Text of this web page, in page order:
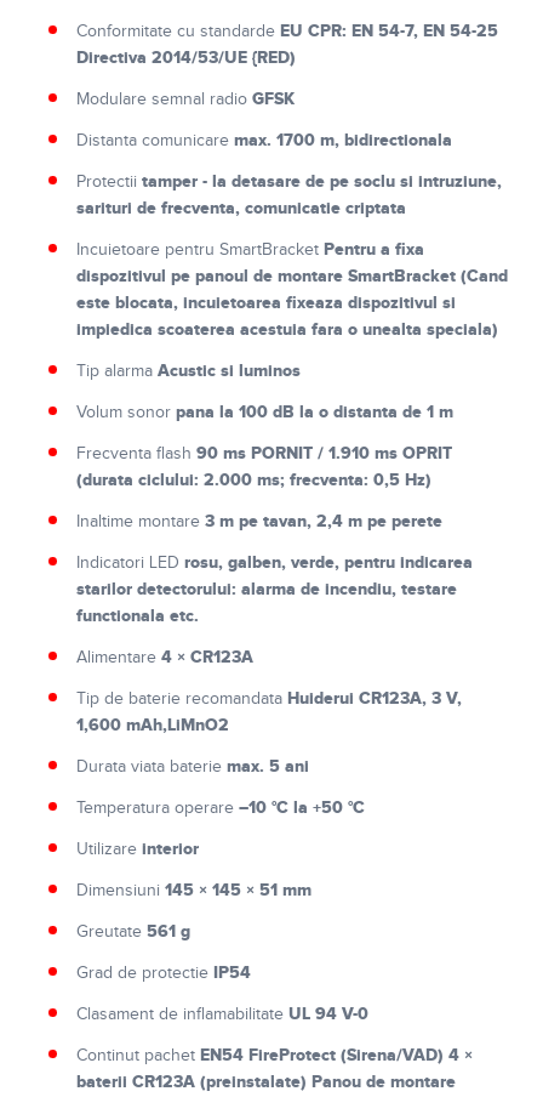
Conformitate cu standarde EU CPR: EN 54-7, EN 54-25
Directiva 2014/53/UE {RED)
Modulare semnal radio GFSK
Distanta comunicare max. 1700 m, bidirectionala
Protectii tamper - la detasare de pe soclu si intruziune,
sarituri de frecventa, comunicatie criptata
Incuietoare pentru SmartBracket Pentru a fixa
dispozitivul pe panoul de montare SmartBracket (Cand
este blocata, incuietoarea fixeaza dispozitivul si
impiedica scoaterea acestuia fara o unealta speciala)
Tip alarma Acustic si luminos
Volum sonor pana la 100 dB la o distanta de 1 m
Frecventa flash 90 ms PORNIT / 1.910 ms OPRIT
(durata ciclului: 2.000 ms; frecventa: 0,5 Hz)
Inaltime montare 3 m pe tavan, 2,4 m pe perete
Indicatori LED rosu, galben, verde, pentru indicarea
starilor detectorului: alarma de incendiu, testare
functionala etc.
Alimentare 4 × CR123A
Tip de baterie recomandata Huiderui CR123A, 3 V,
1,600 mAh,LiMnO2
Durata viata baterie max. 5 ani
Temperatura operare –10 °C la +50 °C
Utilizare interior
Dimensiuni 145 × 145 × 51 mm
Greutate 561 g
Grad de protectie IP54
Clasament de inflamabilitate UL 94 V-0
Continut pachet EN54 FireProtect (Sirena/VAD) 4 ×
baterii CR123A (preinstalate) Panou de montare